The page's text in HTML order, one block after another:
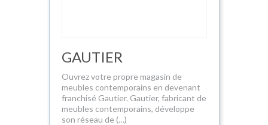
GAUTIER
Ouvrez votre propre magasin de
meubles contemporains en devenant
franchisé Gautier. Gautier, fabricant de
meubles contemporains, développe
son réseau de (…)